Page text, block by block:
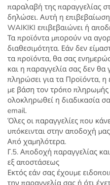
παραλαβή της παραγγελίας
δηλώσει. Αυτή η επιβεβαίωση
WAIKIKI επιβεβαιώνει ή
Τα προϊόντα μπορούν να
διαθεσιμότητα. Εάν δεν
τα προϊόντα, θα σας
και η παραγγελία σας δεν θα
πληρώσει για τα Προϊόντα,
με βάση τον τρόπο
ολοκληρωθεί η διαδικασία
email.
Όλες οι παραγγελίες που
υπόκεινται στην αποδοχή
Από χαμηλότερα.
Γ.5. Αποδοχή παραγγελίας
εξ αποστάσεως
Εκτός εάν σας έχουμε
την παραγγελία σας ή ότι